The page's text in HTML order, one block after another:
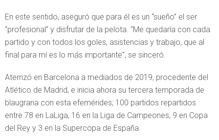
En este sentido, aseguró que para él es un “sueño” el ser
“profesional” y disfrutar de la pelota. “Me quedaría con cada
partido y con todos los goles, asistencias y trabajo, que al
final para mí es lo más importante”, se sinceró.
Aterrizó en Barcelona a mediados de 2019, procedente del
Atlético de Madrid, e inicia ahora su tercera temporada de
blaugrana con esta efemérides; 100 partidos repartidos
entre 78 en LaLiga, 16 en la Liga de Campeones, 9 en Copa
del Rey y 3 en la Supercopa de España.